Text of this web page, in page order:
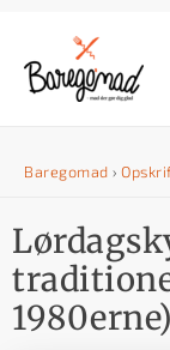
n
h
Baregomad ›
1980erne)